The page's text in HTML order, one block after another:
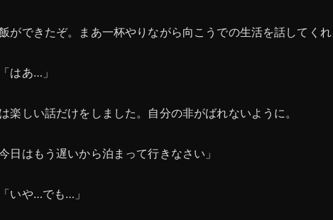
ができたぞ。まあ一杯やりながら向こうでの生活を話してくれ
はあ…」
楽しい話だけをしました。自分の非がばれないように。
日はもう遅いから泊まって行きなさい」
いや…でも…」